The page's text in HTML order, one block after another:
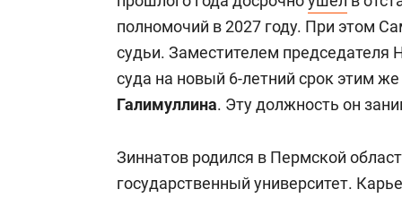
полномочий в 2027 году. При этом
судьи. Заместителем председателя
суда на новый 6-летний срок этим
Галимуллина. Эту должность он
Зиннатов родился в Пермской
государственный университет.